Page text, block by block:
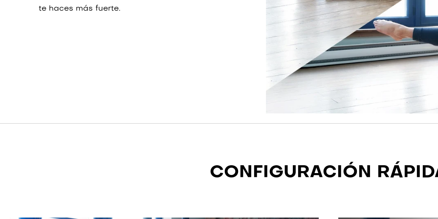
te haces más fuerte.
CONFIGURACIÓN